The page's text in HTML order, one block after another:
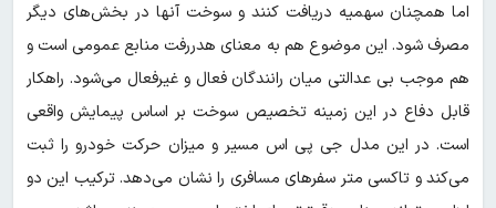
اما همچنان سهمیه دریافت کنند و سوخت آنها در بخش‌های دیگر
مصرف شود. این موضوع هم به معنای هدررفت منابع عمومی است و
هم موجب بی عدالتی میان رانندگان فعال و غیرفعال می‌شود. راهکار
قابل دفاع در این زمینه تخصیص سوخت بر اساس پیمایش واقعی
است. در این مدل جی پی اس مسیر و میزان حرکت خودرو را ثبت
می‌کند و تاکسی متر سفرهای مسافری را نشان می‌دهد. ترکیب این دو